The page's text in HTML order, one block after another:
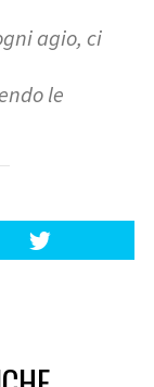
agio, ci
le